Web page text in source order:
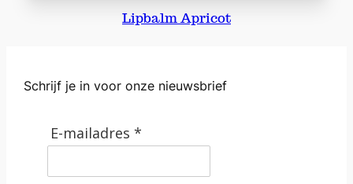
Lipbalm Apricot
Schrijf je in voor onze nieuwsbrief
E-mailadres *